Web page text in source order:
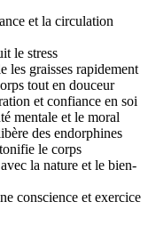
et la circulation
le stress
les graisses rapidement
tout en douceur
et confiance en soi
mentale et le moral
des endorphines
le corps
la nature et le bien-
conscience et exercice